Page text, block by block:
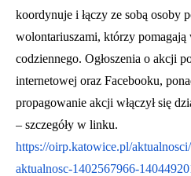
koordynuje i łączy ze sobą osoby
wolontariuszami, którzy pomagają
codziennego. Ogłoszenia o akcji
internetowej oraz Facebooku,
propagowanie akcji włączył się
– szczegóły w linku.
https://oirp.katowice.pl/
aktualnosc-1402567966-